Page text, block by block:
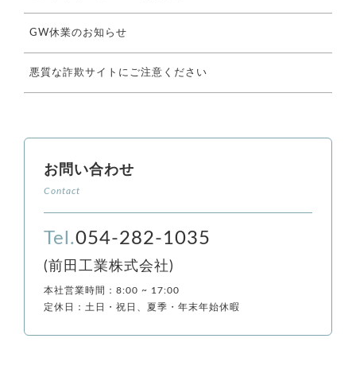
GW休業のお知らせ
悪質な詐欺サイトにご注意ください
お問い合わせ
Contact
Tel.054-282-1035
(前田工業株式会社)
本社営業時間：8:00 ~ 17:00
定休日：土日・祝日、夏季・年末年始休暇